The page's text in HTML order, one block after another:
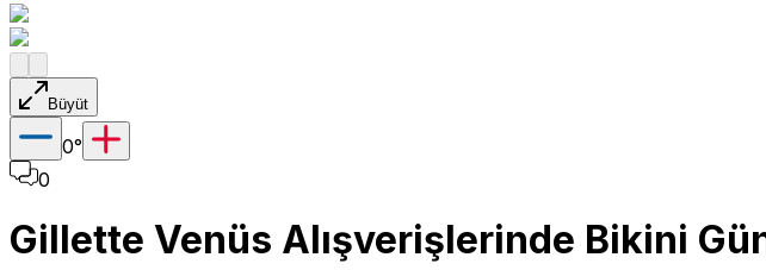
Büyüt
0°
0
Gillette Venüs Alışverişlerinde Bikini